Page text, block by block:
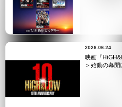
2026.06.24
映画『
＞始動の幕